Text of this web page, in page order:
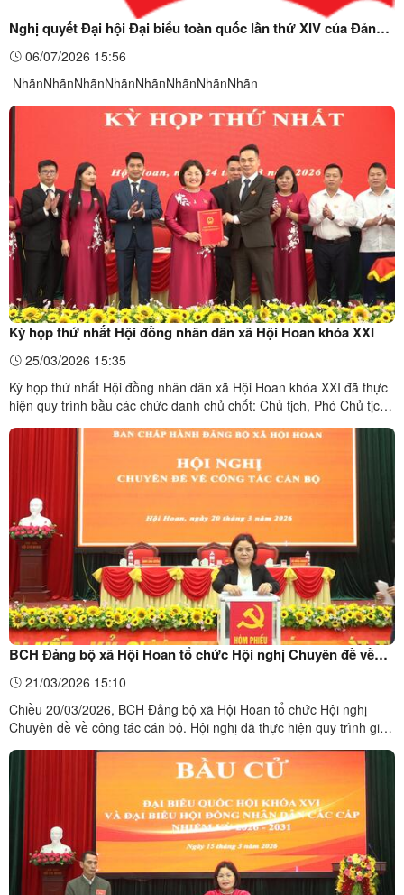
Nghị quyết Đại hội Đại biểu toàn quốc lần thứ XIV của Đảng
(Tiếng dân tộc Tày).
06/07/2026 15:56
NhãnNhãnNhãnNhãnNhãnNhãnNhãnNhãn
Kỳ họp thứ nhất Hội đồng nhân dân xã Hội Hoan khóa XXI
25/03/2026 15:35
Kỳ họp thứ nhất Hội đồng nhân dân xã Hội Hoan khóa XXI đã thực
hiện quy trình bầu các chức danh chủ chốt: Chủ tịch, Phó Chủ tịch
tịch, các Phó Chủ tịch và các Ủy viên UBND xã. Đồng chí Bế Thị
Vẫn Bí thư Đảng ủy, chủ tịch Hội đồng nhân ...
BCH Đảng bộ xã Hội Hoan tổ chức Hội nghị Chuyên đề về
công tác cán bộ
21/03/2026 15:10
Chiều 20/03/2026, BCH Đảng bộ xã Hội Hoan tổ chức Hội nghị
Chuyên đề về công tác cán bộ. Hội nghị đã thực hiện quy trình giới
UBND xã Hội Hoan, nhiệm kỳ 2026 - 2031 và quy trình giới thiệu
nhân sự bầu chức danh Phó Chủ tịch HĐND, Phó ...